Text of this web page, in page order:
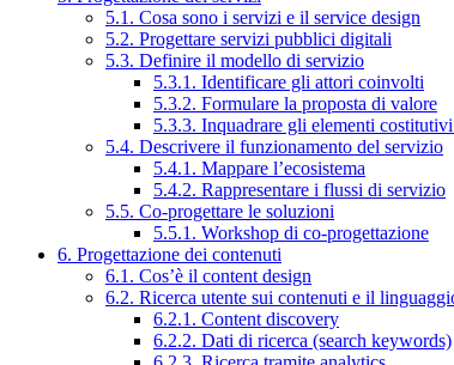
5.1. Cosa sono i servizi e il service design
5.2. Progettare servizi pubblici digitali
5.3. Definire il modello di servizio
5.3.1. Identificare gli attori coinvolti
5.3.2. Formulare la proposta di valore
5.3.3. Inquadrare gli elementi
5.4. Descrivere il funzionamento del servizio
5.4.1. Mappare l’ecosistema
5.4.2. Rappresentare i flussi di servizio
5.5. Co-progettare le soluzioni
5.5.1. Workshop di co-progettazione
6. Progettazione dei contenuti
6.1. Cos’è il content design
6.2. Ricerca utente sui contenuti e il
6.2.1. Content discovery
6.2.2. Dati di ricerca (search keywords)